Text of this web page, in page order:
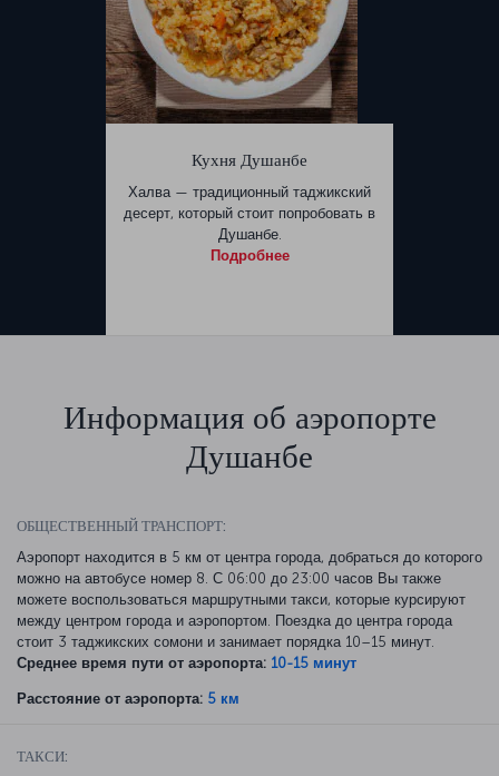
Кухня Душанбе
Халва — традиционный таджикский
десерт, который стоит попробовать в
Душанбе.
Подробнее
Информация об аэропорте
Душанбе
ОБЩЕСТВЕННЫЙ ТРАНСПОРТ:
Аэропорт находится в 5 км от центра города, добраться до которого
можно на автобусе номер 8. С 06:00 до 23:00 часов Вы также
можете воспользоваться маршрутными такси, которые курсируют
между центром города и аэропортом. Поездка до центра города
стоит 3 таджикских сомони и занимает порядка 10–15 минут.
Среднее время пути от аэропорта: 10-15 минут
Расстояние от аэропорта: 5 км
ТАКСИ: